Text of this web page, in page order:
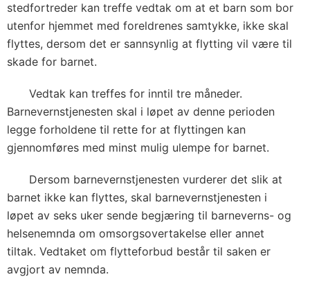
stedfortreder kan treffe vedtak om at et barn som bor
utenfor hjemmet med foreldrenes samtykke, ikke skal
flyttes, dersom det er sannsynlig at flytting vil være til
skade for barnet.
Vedtak kan treffes for inntil tre måneder.
Barnevernstjenesten skal i løpet av denne perioden
legge forholdene til rette for at flyttingen kan
gjennomføres med minst mulig ulempe for barnet.
Dersom barnevernstjenesten vurderer det slik at
barnet ikke kan flyttes, skal barnevernstjenesten i
løpet av seks uker sende begjæring til barneverns- og
helsenemnda om omsorgsovertakelse eller annet
tiltak. Vedtaket om flytteforbud består til saken er
avgjort av nemnda.